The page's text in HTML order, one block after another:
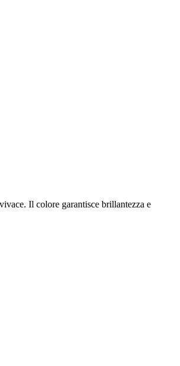
Il colore garantisce brillantezza e